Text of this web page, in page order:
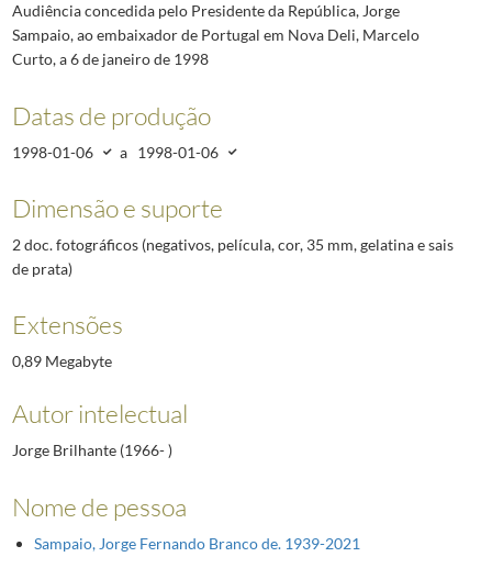
Audiência concedida pelo Presidente da República, Jorge
Sampaio, ao embaixador de Portugal em Nova Deli, Marcelo
Curto, a 6 de janeiro de 1998
Datas de produção
1998-01-06 a 1998-01-06
Dimensão e suporte
2 doc. fotográficos (negativos, película, cor, 35 mm, gelatina e sais
de prata)
Extensões
0,89 Megabyte
Autor intelectual
Jorge Brilhante (1966- )
Nome de pessoa
Sampaio, Jorge Fernando Branco de. 1939-2021